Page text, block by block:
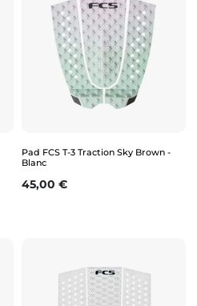
Pad FCS T-3 Traction Sky Brown -
Blanc
Prix
45,00 €